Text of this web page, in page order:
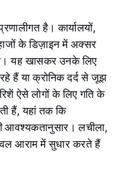
है। कार्यालयों,
के डिज़ाइन में अक्सर
यह खासकर उनके लिए
हैं या क्रोनिक दर्द से जूझ
ऐसे लोगों के लिए गति के
हैं, यहां तक कि
आवश्यकतानुसार। लचीला,
आराम में सुधार करते हैं